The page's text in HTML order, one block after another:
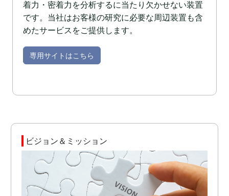
着力・密着力を分析するに当たり欠かせない装置
です。当社はお客様の研究に必要な周辺装置も含
めたサービスをご提供します。
専用サイトはこちら
ビジョン＆ミッション